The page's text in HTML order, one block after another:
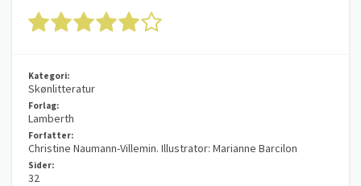
Kategori:
Skønlitteratur
Forlag:
Lamberth
Forfatter:
Christine Naumann-Villemin. Illustrator: Marianne Barcilon
Sider:
32